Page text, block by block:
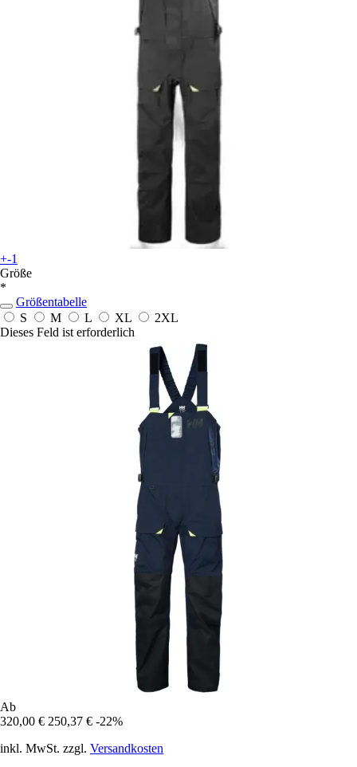
+-1
Größe
*
Größentabelle
S
M L XL
2XL
Dieses Feld ist erforderlich
Ab
320,00 € 250,37 € -22%
inkl. MwSt. zzgl. Versandkosten